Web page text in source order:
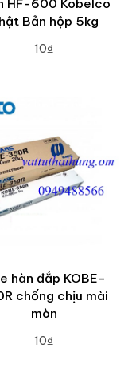
HF-600 Kobelco
Bản hộp 5kg
10₫
hàn đắp KOBE-
chống chịu mài
mòn
10₫